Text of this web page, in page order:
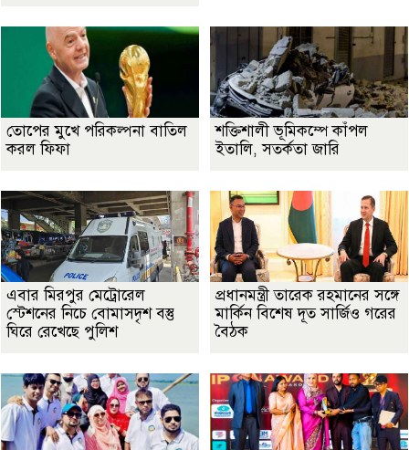
তোপের মুখে পরিকল্পনা বাতিল
করল ফিফা
শক্তিশালী ভূমিকম্পে কাঁপল
ইতালি, সতর্কতা জারি
এবার মিরপুর মেট্রোরেল
স্টেশনের নিচে বোমাসদৃশ বস্তু
ঘিরে রেখেছে পুলিশ
প্রধানমন্ত্রী তারেক রহমানের সঙ্গে
মার্কিন বিশেষ দূত সার্জিও গরের
বৈঠক